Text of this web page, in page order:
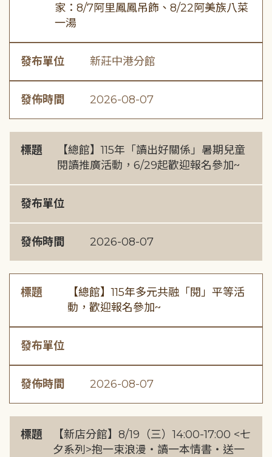
家：8/7阿里鳳鳳吊飾、8/22阿美族八菜
一湯
發布單位 新莊中港分館
發佈時間 2026-08-07
標題
【總館】115年「讀出好關係」暑期兒童
閱讀推廣活動，6/29起歡迎報名參加~
發布單位
發佈時間 2026-08-07
標題
【總館】115年多元共融「閱」平等活
動，歡迎報名參加~
發布單位
發佈時間 2026-08-07
標題
【新店分館】8/19（三）14:00-17:00 <七
夕系列>抱一束浪漫・讀一本情書・送一